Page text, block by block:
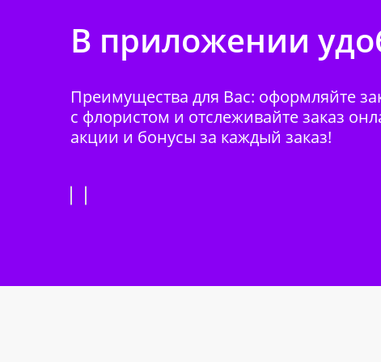
В приложении
Преимущества для Вас: оформляйте
с флористом и отслеживайте заказ
акции и бонусы за каждый заказ!